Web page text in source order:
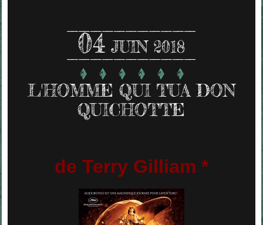
04 JUIN 2018
L'HOMME QUI TUA DON
QUICHOTTE
de Terry Gilliam *